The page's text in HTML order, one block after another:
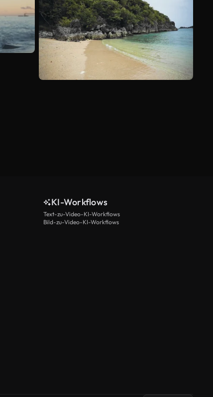
KI-Workflows
Text-zu-Video-KI-Workflows
Bild-zu-Video-KI-Workflows